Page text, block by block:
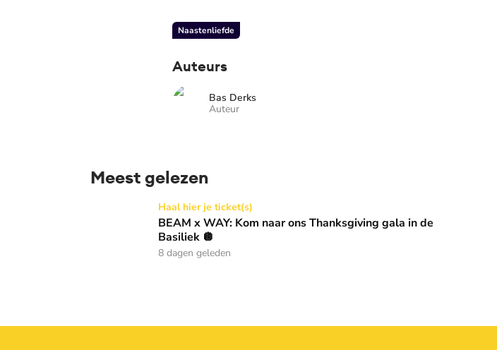
Naastenliefde
Auteurs
Bas Derks
Auteur
Meest gelezen
BEAM x WAY: Kom naar ons Thanksgiving gala in de Basiliek 🪩
Haal hier je ticket(s)
BEAM x WAY: Kom naar ons Thanksgiving gala in de
Basiliek 🪩
8 dagen geleden